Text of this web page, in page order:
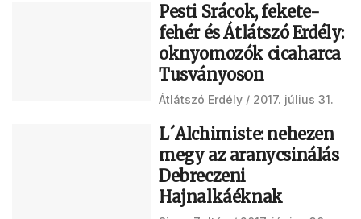
Pesti Srácok, fekete-
fehér és Átlátszó Erdély:
oknyomozók cicaharca
Tusványoson
Átlátszó Erdély 2017. július 31.
L´Alchimiste: nehezen
megy az aranycsinálás
Debreczeni
Hajnalkáéknak